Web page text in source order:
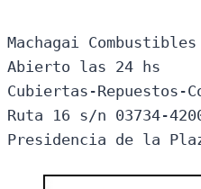
Machagai
Abierto las 24 hs
Cubiertas-Repuestos-
Ruta 16 s/n 03734-
Presidencia de la